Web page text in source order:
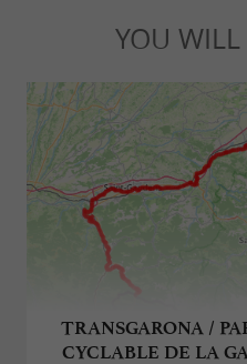
YOU WILL
TRANSGARONA /
CYCLABLE DE LA